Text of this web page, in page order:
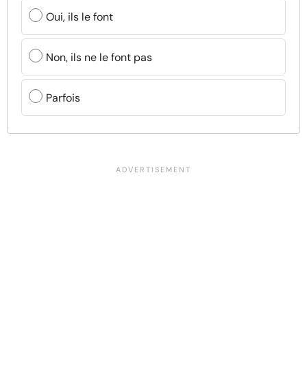
Oui, ils le font
Non, ils ne le font pas
Parfois